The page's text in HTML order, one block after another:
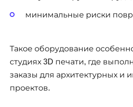
минимальные риски
Такое оборудование
студиях 3D печати, где
заказы для архитектурных и
проектов.